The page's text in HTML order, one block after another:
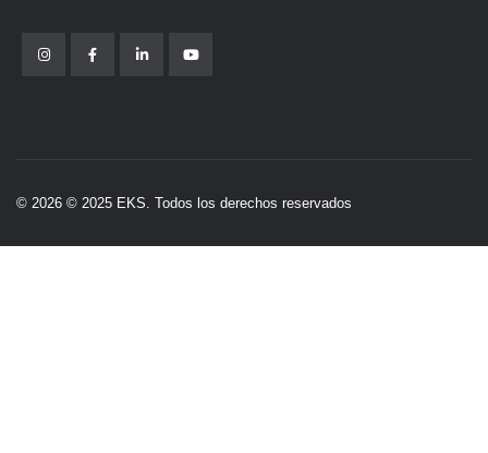
© 2026 © 2025 EKS. Todos los derechos reservados